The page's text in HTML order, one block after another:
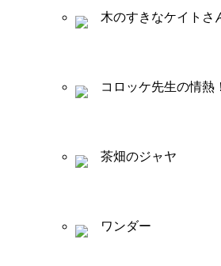
木のすきなケイトさ
コロッケ先生の情熱
茶畑のジャヤ
ワンダー